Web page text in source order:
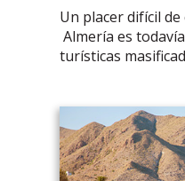
Un placer difícil
Almería es
turísticas